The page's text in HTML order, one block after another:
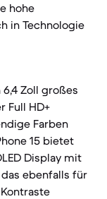
hohe
in Technologie
6,4 Zoll großes
Full HD+
Farben
15 bietet
Display mit
das ebenfalls für